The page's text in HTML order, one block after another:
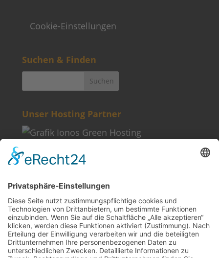
Cookie-Einstellungen
Suchen & Finden
Unser Hosting Partner
Weitere Informationen
Kontakt
Newsletter
FAQ
Schlagworte